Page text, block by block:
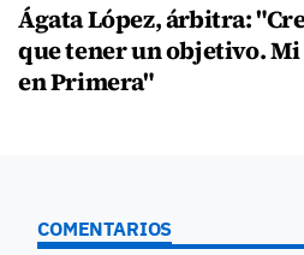
Ágata López, árbitra:
que tener un objetivo.
en Primera"
COMENTARIOS